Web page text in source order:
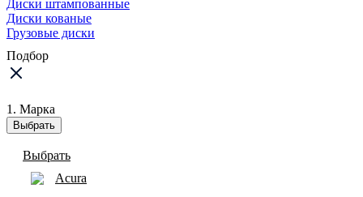
Диски штампованные
Диски кованые
Грузовые диски
Подбор
1. Марка
Выбрать
Выбрать
Acura